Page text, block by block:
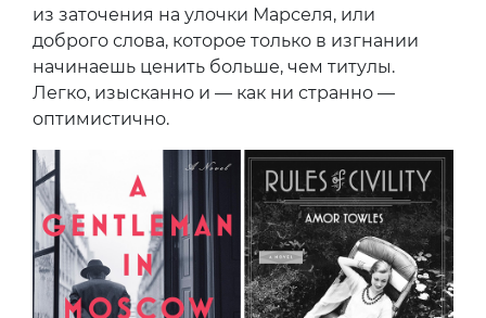
из заточения на улочки Марселя, или
доброго слова, которое только в изгнании
начинаешь ценить больше, чем титулы.
Легко, изысканно и — как ни странно —
оптимистично.